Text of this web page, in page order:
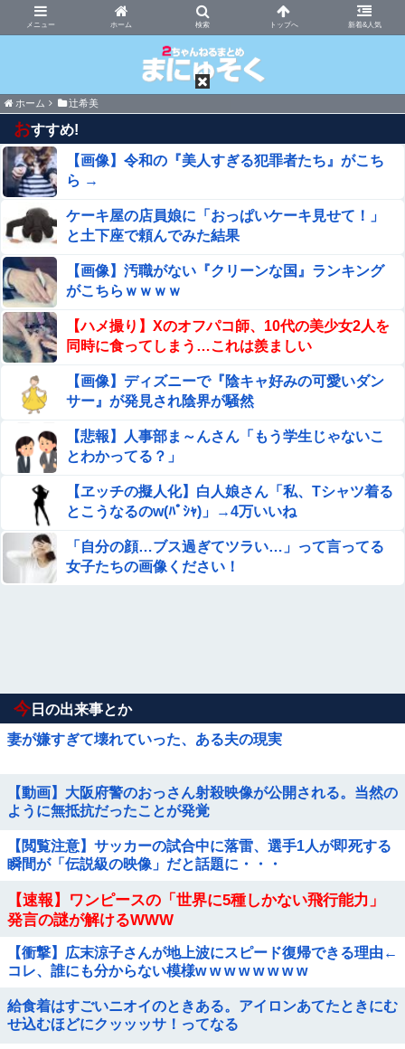
ホーム 新着&人気
まにゅそく 2chまとめニュース速報VIP
ホーム 辻希美
おすすめ!
【画像】令和の『美人すぎる犯罪者たち』がこち
ら →
ケーキ屋の店員娘に「おっぱいケーキ見せて！」
と土下座で頼んでみた結果
【画像】汚職がない『クリーンな国』ランキング
がこちらｗｗｗｗ
【ハメ撮り】Xのオフパコ師、10代の美少女2人を
同時に食ってしまう…これは羨ましい
【画像】ディズニーで『陰キャ好みの可愛いダン
サー』が発見され陰界が騒然
【悲報】人事部ま～んさん「もう学生じゃないこ
とわかってる？」
【ヱッチの擬人化】白人娘さん「私、Tシャツ着る
とこうなるのw(ﾊﾟｼｬ)」→4万いいね
「自分の顔…ブス過ぎてツラい…」って言ってる
女子たちの画像ください！
今 日の出来事とか
妻が嫌すぎて壊れていった、ある夫の現実
【動画】大阪府警のおっさん射殺映像が公開される。当然の
ように無抵抗だったことが発覚
【閲覧注意】サッカーの試合中に落雷、選手1人が即死する
瞬間が「伝説級の映像」だと話題に・・・
【速報】ワンピースの「世界に5種しかない飛行能力」
発言の謎が解けるWWW
【衝撃】広末涼子さんが地上波にスピード復帰できる理由←
コレ、誰にも分からない模様w w w w w w w w
給食着はすごいニオイのときある。アイロンあてたときにむ
せ込むほどにクッッッサ！ってなる